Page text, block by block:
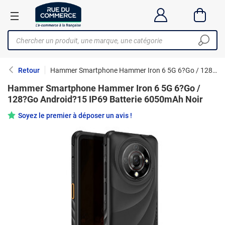
Retour Hammer Smartphone Hammer Iron 6 5G 6?Go / 128?Go Android?15 IP69 Batterie 6050mAh Noir
Hammer Smartphone Hammer Iron 6 5G 6?Go /
128?Go Android?15 IP69 Batterie 6050mAh Noir
Soyez le premier à déposer un avis !